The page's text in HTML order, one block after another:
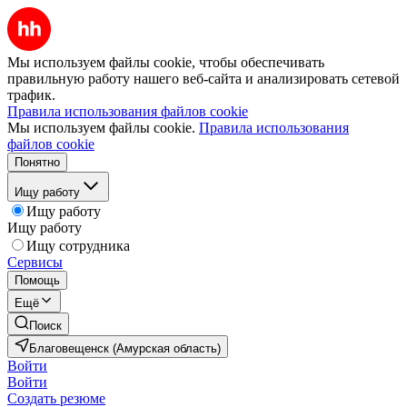
Мы используем файлы cookie, чтобы обеспечивать
правильную работу нашего веб-сайта и анализировать сетевой
трафик.
Правила использования файлов cookie
Мы используем файлы cookie. Правила использования
файлов cookie
Понятно
Ищу работу
Ищу работу
Ищу работу
Ищу сотрудника
Сервисы
Помощь
Ещё
Поиск
Благовещенск (Амурская область)
Войти
Войти
Создать резюме